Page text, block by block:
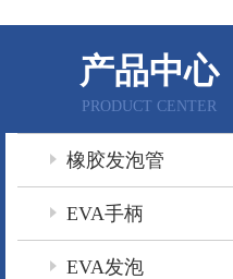
产品中心
PRODUCT CENTER
橡胶发泡管
EVA手柄
EVA发泡